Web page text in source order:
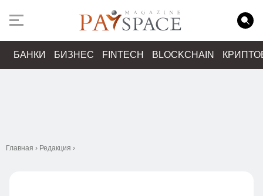
БАНКИ БИЗНЕС FINTECH BLOCKCHAIN
Главная › Редакция ›